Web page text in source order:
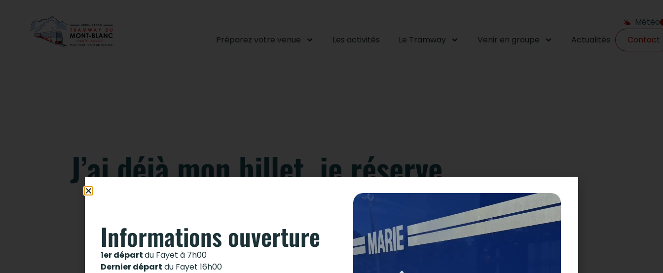
Météo
Préparez votre venue
Les activités Le Tramway Venir en groupe Actualités Contact
J’ai déjà mon billet, je réserve
Informations ouverture
1er départdu Fayet à 7h00
Dernier départ du Fayet 16h00